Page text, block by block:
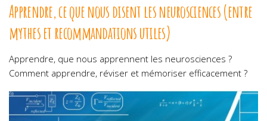
Apprendre, ce que nous disent les neurosciences (entre
mythes et recommandations utiles)
Apprendre, que nous apprennent les neurosciences ?
Comment apprendre, réviser et mémoriser efficacement ?